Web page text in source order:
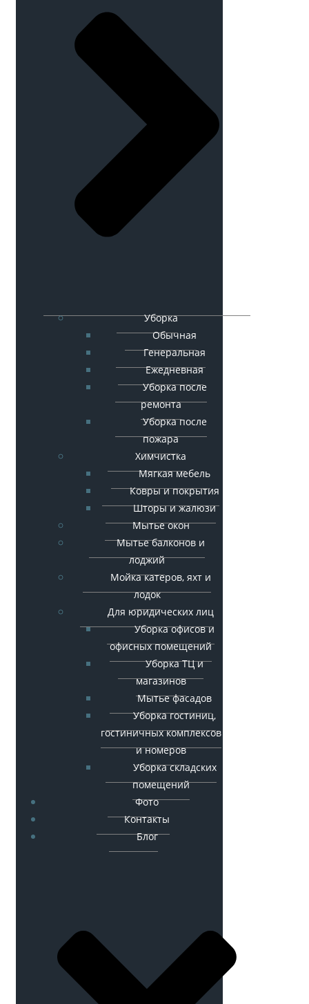
Уборка
Обычная
Генеральная
Ежедневная
Уборка после
ремонта
Уборка после
пожара
Химчистка
Мягкая мебель
Ковры и покрытия
Шторы и жалюзи
Мытье окон
Мытье балконов и
лоджий
Мойка катеров, яхт и
лодок
Для юридических лиц
Уборка офисов и
офисных помещений
Уборка ТЦ и
магазинов
Мытье фасадов
Уборка гостиниц,
гостиничных комплексов
и номеров
Уборка складских
помещений
Фото
Контакты
Блог